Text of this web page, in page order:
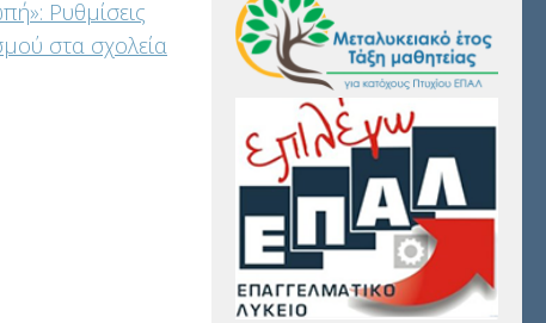
Ρυθμίσεις
στα σχολεία